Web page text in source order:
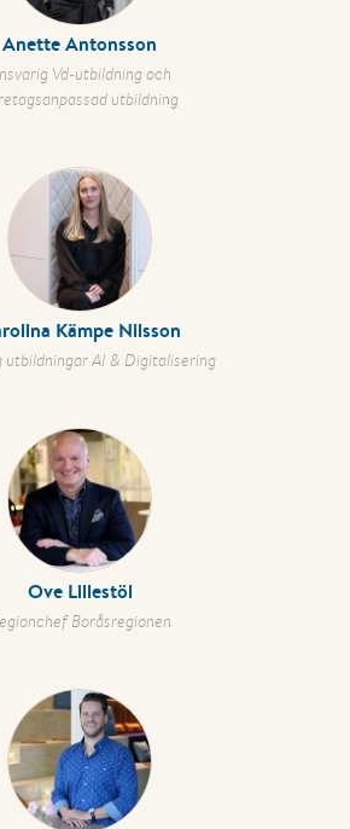
Anette Antonsson
Vd-utbildning och
utbildning
Kämpe Nilsson
utbildningar AI & Digitalisering
Ove Lillestöl
Boråsregionen